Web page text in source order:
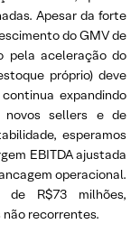
Apesar da forte
do GMV de
pela aceleração do
próprio) deve
expandindo
novos sellers e de
esperamos
EBITDA ajustada
operacional.
R$73 milhões,
recorrentes.